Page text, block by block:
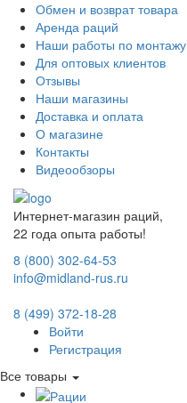
Обмен и возврат товара
Аренда раций
Наши работы по монтажу
Для оптовых клиентов
Отзывы
Наши магазины
Доставка и оплата
О магазине
Контакты
Видеообзоры
Интернет-магазин раций,
22 года опыта работы!
8 (800) 302-64-53
info@midland-rus.ru
8 (499) 372-18-28
Войти
Регистрация
Все товары